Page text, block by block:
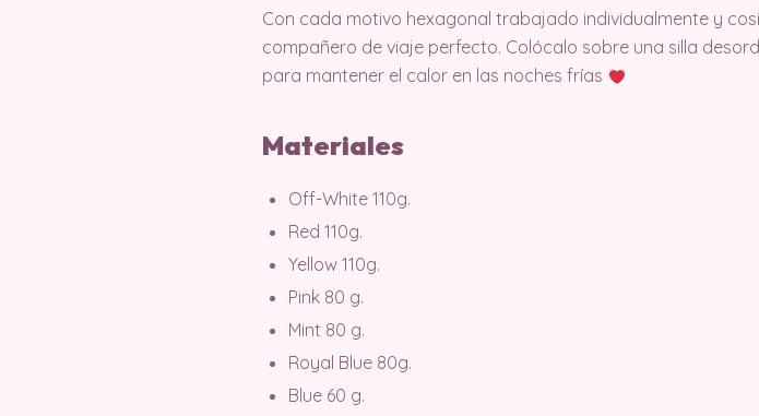
Con cada motivo hexagonal trabajado individualmente y
compañero de viaje perfecto. Colócalo sobre una silla
para mantener el calor en las noches frías
Materiales
Off-White 110g.
Red 110g.
Yellow 110g.
Pink 80 g.
Mint 80 g.
Royal Blue 80g.
Blue 60 g.